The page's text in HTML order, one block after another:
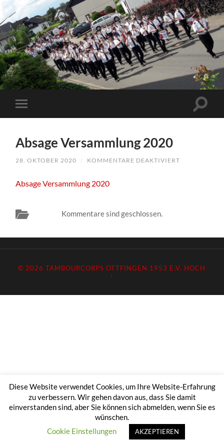
Absage Versammlung 2020
28. OKTOBER 2020 / KOMMENTARE DEAKTIVIERT
Absage Versammlung 2020
Kommentare sind geschlossen.
© 2026TAMBOURCORPS OTTFINGEN 1953 E.V. HOCH
↑
Diese Website verwendet Cookies, um Ihre Website-Erfahrung
zu verbessern. Wir gehen davon aus, dass Sie damit
einverstanden sind, aber Sie können sich abmelden, wenn Sie es
wünschen.
Cookie Einstellungen
AKZEPTIEREN